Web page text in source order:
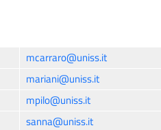
mcarraro@uniss.it
mariani@uniss.it
mpilo@uniss.it
sanna@uniss.it